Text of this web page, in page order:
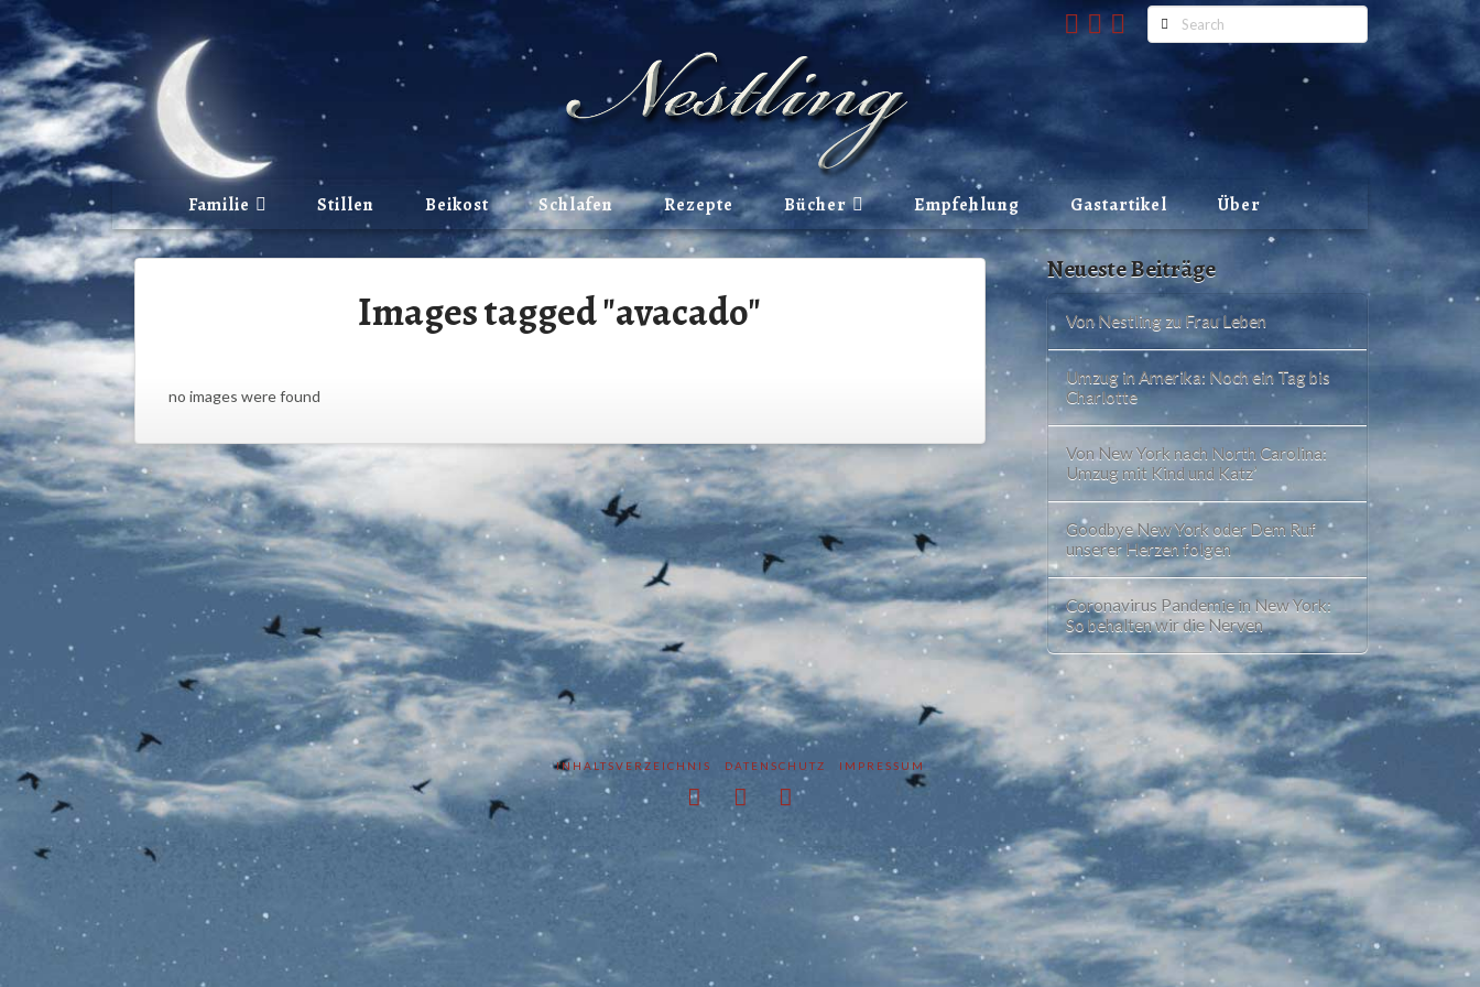
Search
Familie Stillen Beikost Schlafen Rezepte Bücher Empfehlung Gastartikel Über
Images tagged "avacado"
no images were found
Neueste Beiträge
Von Nestling zu Frau Leben
Umzug in Amerika: Noch ein Tag bis
Charlotte
Von New York nach North Carolina:
Umzug mit Kind und Katz’
Goodbye New York oder Dem Ruf
unserer Herzen folgen
Coronavirus Pandemie in New York:
So behalten wir die Nerven
INHALTSVERZEICHNIS DATENSCHUTZ IMPRESSUM